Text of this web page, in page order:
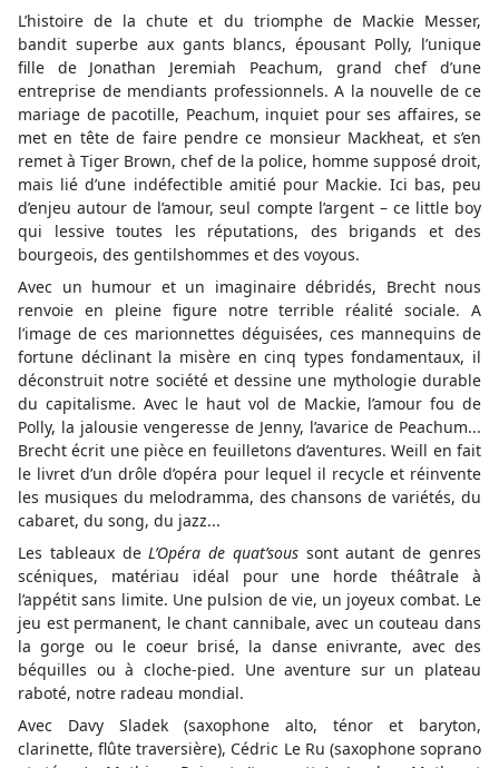
L’histoire de la chute et du triomphe de Mackie Messer,
bandit superbe aux gants blancs, épousant Polly, l’unique
fille de Jonathan Jeremiah Peachum, grand chef d’une
entreprise de mendiants professionnels. A la nouvelle de ce
mariage de pacotille, Peachum, inquiet pour ses affaires, se
met en tête de faire pendre ce monsieur Mackheat, et s’en
remet à Tiger Brown, chef de la police, homme supposé droit,
mais lié d’une indéfectible amitié pour Mackie. Ici bas, peu
d’enjeu autour de l’amour, seul compte l’argent – ce little boy
qui lessive toutes les réputations, des brigands et des
bourgeois, des gentilshommes et des voyous.
Avec un humour et un imaginaire débridés, Brecht nous
renvoie en pleine figure notre terrible réalité sociale. A
l’image de ces marionnettes déguisées, ces mannequins de
fortune déclinant la misère en cinq types fondamentaux, il
déconstruit notre société et dessine une mythologie durable
du capitalisme. Avec le haut vol de Mackie, l’amour fou de
Polly, la jalousie vengeresse de Jenny, l’avarice de Peachum...
Brecht écrit une pièce en feuilletons d’aventures. Weill en fait
le livret d’un drôle d’opéra pour lequel il recycle et réinvente
les musiques du melodramma, des chansons de variétés, du
cabaret, du song, du jazz...
Les tableaux deL’Opéra de quat’soussont autant de genres
scéniques, matériau idéal pour une horde théâtrale à
l’appétit sans limite. Une pulsion de vie, un joyeux combat. Le
jeu est permanent, le chant cannibale, avec un couteau dans
la gorge ou le coeur brisé, la danse enivrante, avec des
béquilles ou à cloche-pied. Une aventure sur un plateau
raboté, notre radeau mondial.
Avec Davy Sladek (saxophone alto, ténor et baryton,
clarinette, flûte traversière), Cédric Le Ru (saxophone soprano